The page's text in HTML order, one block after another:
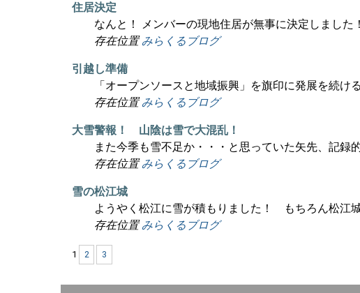
住居決定
なんと！ メンバーの現地住居が無事に決定しまし
存在位置 みらくるブログ
引越し準備
「オープンソースと地域振興」を旗印に発展を続
存在位置 みらくるブログ
大雪警報！ 山陰は雪で大混乱！
また今季も雪不足か・・・と思っていた矢先、記録
存在位置 みらくるブログ
雪の松江城
ようやく松江に雪が積もりました！ もちろん松江
存在位置 みらくるブログ
1 2 3